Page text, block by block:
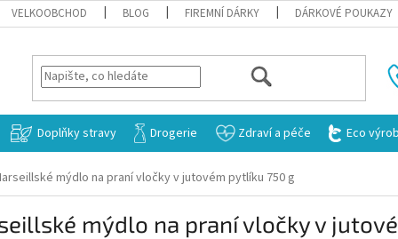
VELKOOBCHOD BLOG FIREMNÍ DÁRKY DÁRKOVÉ POUKAZY
HLEDAT
Doplňky stravy Drogerie Zdraví a péče Eco
mýdlo na praní vločky v jutovém pytlíku 750 g
mýdlo na praní vločky v